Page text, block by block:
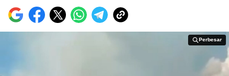
Perbesar
Perbesar